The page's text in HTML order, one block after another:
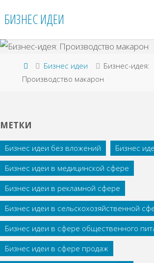
БИЗНЕС ИДЕИ
Главная
Бизнес идеи
Бизнес-идея:
Производство макарон
МЕТКИ
Бизнес идеи без вложений
Бизнес
Бизнес идеи в медицинской сфере
Бизнес идеи в рекламной сфере
Бизнес идеи в сельскохозяйственной
Бизнес идеи в сфере общественного
Бизнес идеи в сфере продаж